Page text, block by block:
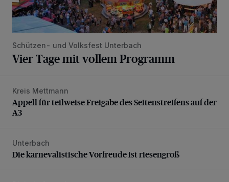
Schützen- und Volksfest Unterbach
Vier Tage mit vollem Programm
Appell für teilweise Freigabe des Seitenstreifens auf der A3
Kreis Mettmann
Appell für teilweise Freigabe des Seitenstreifens auf der
A3
Die karnevalistische Vorfreude ist riesengroß
Unterbach
Die karnevalistische Vorfreude ist riesengroß